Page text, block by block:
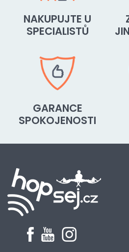
NAKUPUJTE U
SPECIALISTŮ
GARANCE
SPOKOJENOSTI